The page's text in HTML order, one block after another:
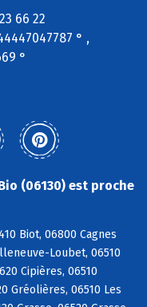
66 22
° ,
°
(06130) est proche
Biot, 06800 Cagnes
Loubet, 06510
Cipières, 06510
Gréolières, 06510 Les